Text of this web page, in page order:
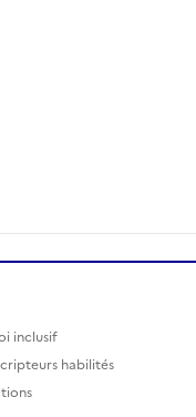
inclusif
habilités